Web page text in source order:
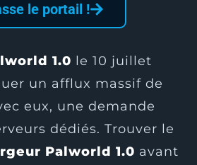
1.0 le 10 juillet
un afflux massif de
eux, une demande
dédiés. Trouver le
Palworld 1.0 avant
le portail !